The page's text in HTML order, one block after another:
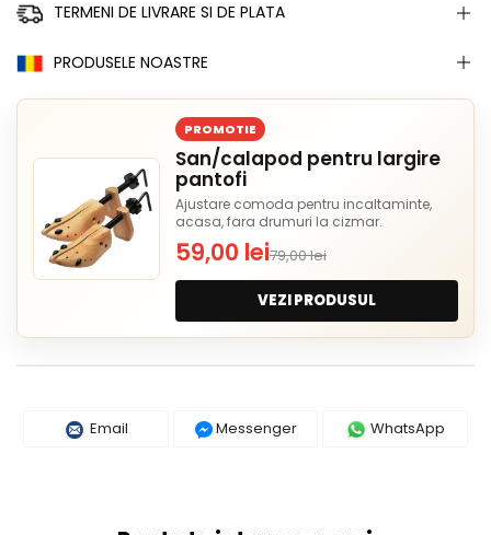
TERMENI DE LIVRARE SI DE PLATA
PRODUSELE NOASTRE
PROMOTIE
San/calapod pentru largire
pantofi
Ajustare comoda pentru incaltaminte,
acasa, fara drumuri la cizmar.
59,00 lei79,00 lei
VEZI PRODUSUL
Email Messenger WhatsApp